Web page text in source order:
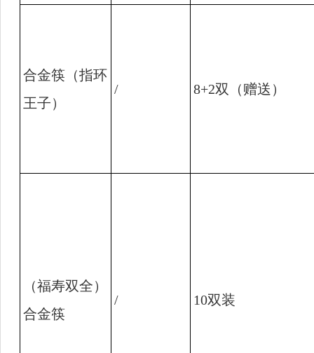
合金筷（指环
王子）
/ 8+2双（赠送）
（福寿双全）
合金筷
/ 10双装